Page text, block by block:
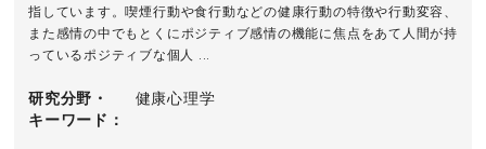
指しています。喫煙行動や食行動などの健康行動の特徴や行動変容、
また感情の中でもとくにポジティブ感情の機能に焦点をあて人間が持
っているポジティブな個人 ...
研究分野・
キーワード
健康心理学